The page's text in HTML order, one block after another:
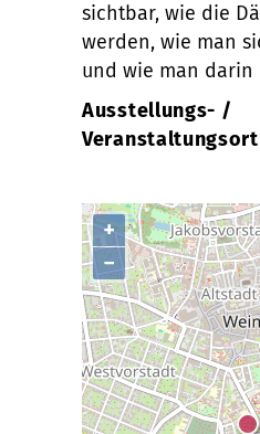
sichtbar, wie die
werden, wie man
und wie man darin
Ausstellungs- /
Veranstaltungsort
+
−